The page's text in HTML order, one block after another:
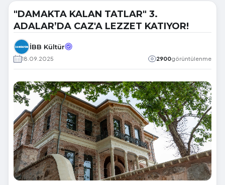
"DAMAKTA KALAN TATLAR" 3.
ADALAR’DA CAZ'A LEZZET KATIYOR!
İBB Kültür
18.09.2025 2900görüntülenme